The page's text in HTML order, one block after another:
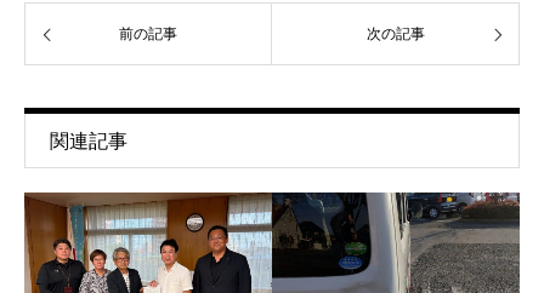
前の記事 次の記事
関連記事